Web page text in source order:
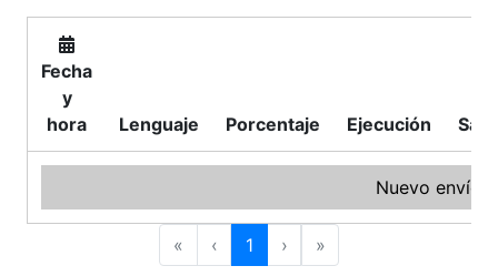
Fecha
y
hora
Lenguaje Porcentaje Ejecución
Nuevo envío
« ‹ 1 › »